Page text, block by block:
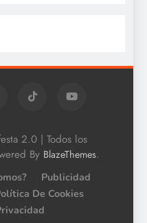
2.0 | Todos los
By BlazeThemes.
Publicidad
De Cookies